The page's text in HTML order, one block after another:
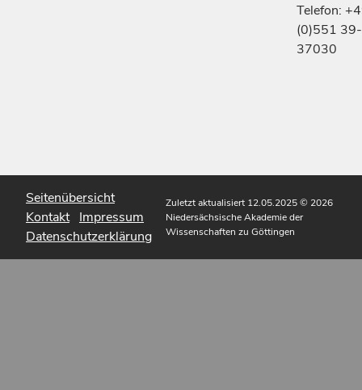
Telefon:
(0)551 39-
37030
Seitenübersicht
Kontakt Impressum
Datenschutzerklärung
Zuletzt aktualisiert 12.05.2025© 2026
Niedersächsische Akademie der
Wissenschaften zu Göttingen